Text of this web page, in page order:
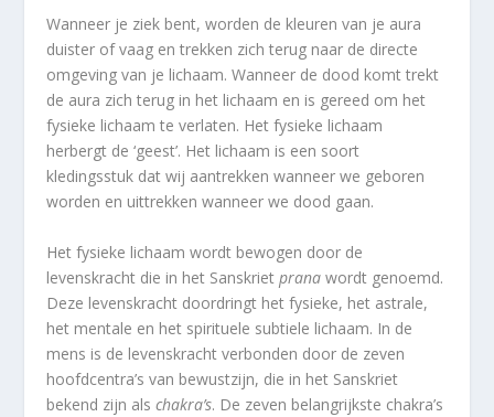
Wanneer je ziek bent, worden de kleuren van je aura
duister of vaag en trekken zich terug naar de directe
omgeving van je lichaam. Wanneer de dood komt trekt
de aura zich terug in het lichaam en is gereed om het
fysieke lichaam te verlaten. Het fysieke lichaam
herbergt de ‘geest’. Het lichaam is een soort
kledingsstuk dat wij aantrekken wanneer we geboren
worden en uittrekken wanneer we dood gaan.
Het fysieke lichaam wordt bewogen door de
levenskracht die in het Sanskrietprana wordt genoemd.
Deze levenskracht doordringt het fysieke, het astrale,
het mentale en het spirituele subtiele lichaam. In de
mens is de levenskracht verbonden door de zeven
hoofdcentra’s van bewustzijn, die in het Sanskriet
bekend zijn alschakra’s. De zeven belangrijkste chakra’s